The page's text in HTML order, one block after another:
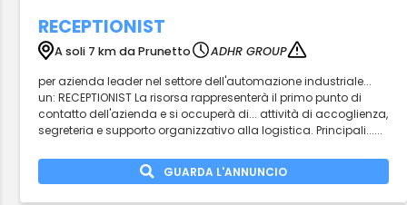
RECEPTIONIST
A soli 7 km da Prunetto
ADHR GROUP
per azienda leader nel settore dell'automazione industriale...
un: RECEPTIONIST La risorsa rappresenterà il primo punto di
contatto dell'azienda e si occuperà di... attività di accoglienza,
segreteria e supporto organizzativo alla logistica. Principali......
GUARDA L'ANNUNCIO